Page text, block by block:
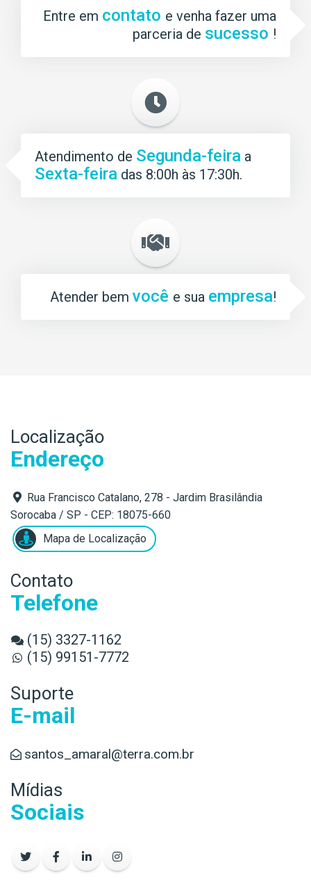
Entre em contato e venha fazer uma
parceria de sucesso !
Atendimento de Segunda-feira a
Sexta-feira das 8:00h às 17:30h.
Atender bem você e sua empresa!
Localização
Endereço
Rua Francisco Catalano, 278 - Jardim Brasilândia
Sorocaba / SP - CEP: 18075-660
Mapa de Localização
Contato
Telefone
(15) 3327-1162
(15) 99151-7772
Suporte
E-mail
santos_amaral@terra.com.br
Mídias
Sociais